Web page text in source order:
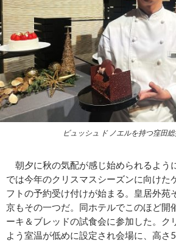
ビュッシュ ド ノエルを持つ窪田
朝夕に秋の気配が感じ始められるよう
では今年のクリスマスシーズンに向けた
フトの予約受け付けが始まる。皇居外苑
京もその一つだ。同ホテルでこのほど開
ーキ＆ブレッドの試食会に参加した。ク
よう室温が低めに設定され会場に、高さ